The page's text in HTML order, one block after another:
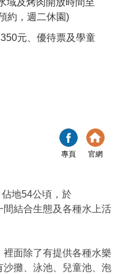
約，週二休園)
元、優待票及學童
專頁 官網
地54公頃，於
結合生態及各種水上活
面除了有提供各種水樂
攤、泳池、兒童池、泡